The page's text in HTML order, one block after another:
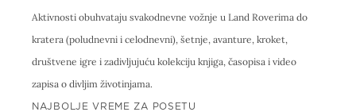
Aktivnosti obuhvataju svakodnevne vožnje u Land Roverima do
kratera (poludnevni i celodnevni), šetnje, avanture, kroket,
društvene igre i zadivljujuću kolekciju knjiga, časopisa i video
zapisa o divljim životinjama.
NAJBOLJE VREME ZA POSETU